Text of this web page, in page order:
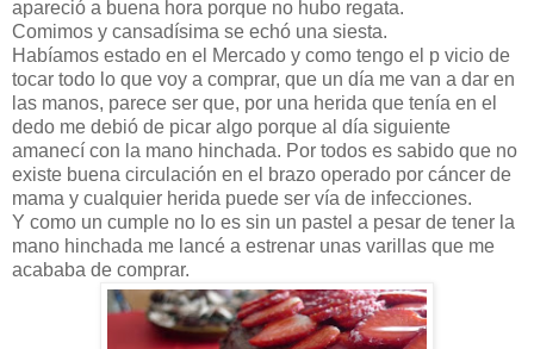
apareció a buena hora porque no hubo regata.
Comimos y cansadísima se echó una siesta.
Habíamos estado en el Mercado y como tengo el p vicio de
tocar todo lo que voy a comprar, que un día me van a dar en
las manos, parece ser que, por una herida que tenía en el
dedo me debió de picar algo porque al día siguiente
amanecí con la mano hinchada. Por todos es sabido que no
existe buena circulación en el brazo operado por cáncer de
mama y cualquier herida puede ser vía de infecciones.
Y como un cumple no lo es sin un pastel a pesar de tener la
mano hinchada me lancé a estrenar unas varillas que me
acababa de comprar.